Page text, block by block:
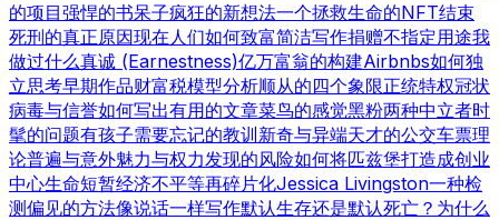
的项目强悍的书呆子疯狂的新想法一个拯救生命的NFT结束
死刑的真正原因现在人们如何致富简洁写作捐赠不指定用途我
做过什么真诚 (Earnestness)亿万富翁的构建Airbnbs如何独
立思考早期作品财富税模型分析顺从的四个象限正统特权冠状
病毒与信誉如何写出有用的文章菜鸟的感觉黑粉两种中立者时
髦的问题有孩子需要忘记的教训 新奇与异端天才的公交车票理
论普遍与意外魅力与权力发现的风险如何将匹兹堡打造成创业
中心生命短暂经济不平等再碎片化Jessica Livingston一种检
测偏见的方法像说话一样写作默认生存还是默认死亡？ 为什么